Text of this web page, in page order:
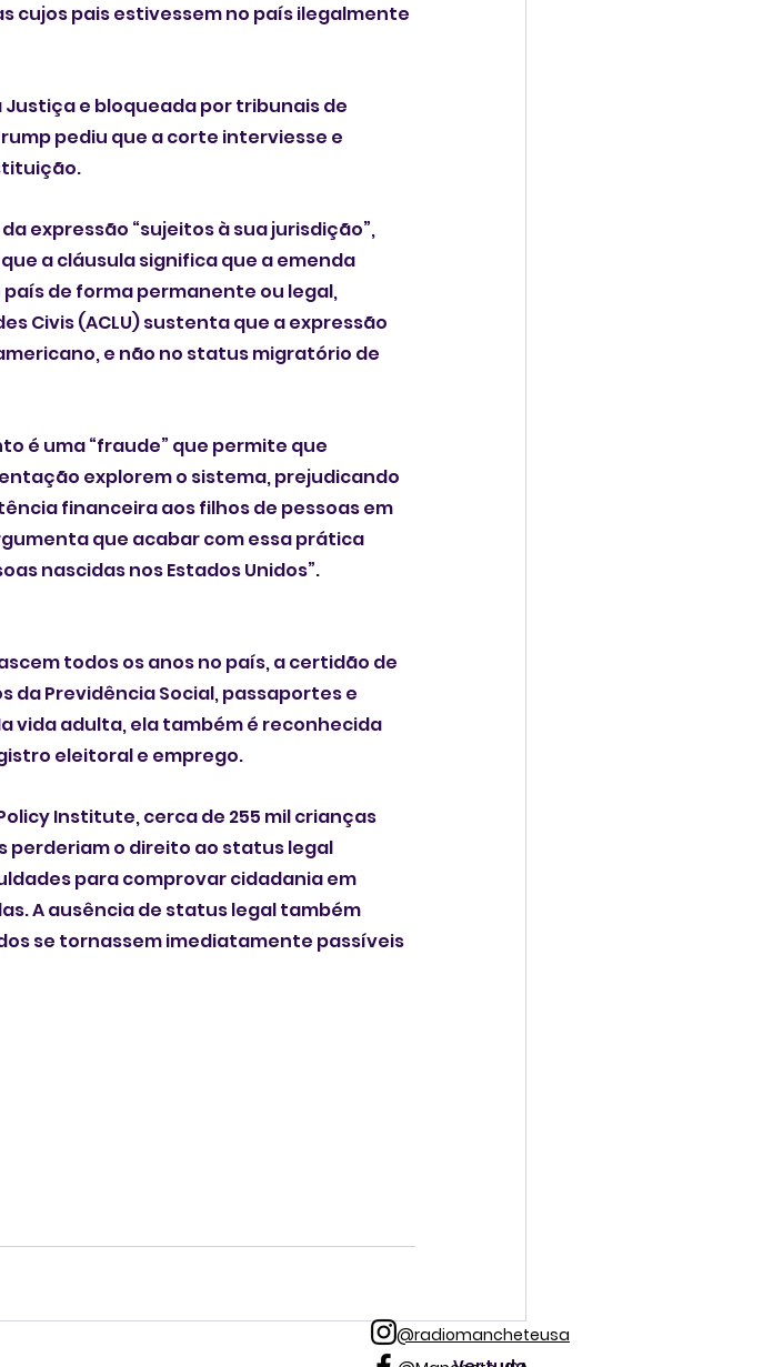
cujos pais estivessem no país ilegalmente
e bloqueada por tribunais de
pediu que a corte interviesse e
expressão “sujeitos à sua jurisdição”,
a cláusula significa que a emenda
de forma permanente ou legal,
Civis (ACLU) sustenta que a expressão
e não no status migratório de
é uma “fraude” que permite que
explorem o sistema, prejudicando
financeira aos filhos de pessoas em
que acabar com essa prática
nascidas nos Estados Unidos”.
todos os anos no país, a certidão de
Previdência Social, passaportes e
vida adulta, ela também é reconhecida
eleitoral e emprego.
Institute, cerca de 255 mil crianças
perderiam o direito ao status legal
para comprovar cidadania em
A ausência de status legal também
se tornassem imediatamente passíveis
@radiomancheteusa